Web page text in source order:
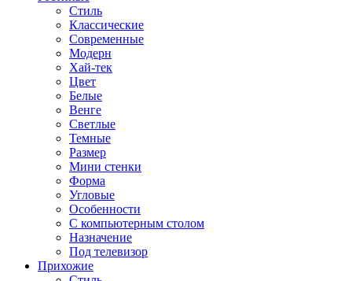
Стиль
Классические
Современные
Модерн
Хай-тек
Цвет
Белые
Венге
Светлые
Темные
Размер
Мини стенки
Форма
Угловые
Особенности
С компьютерным столом
Назначение
Под телевизор
Прихожие